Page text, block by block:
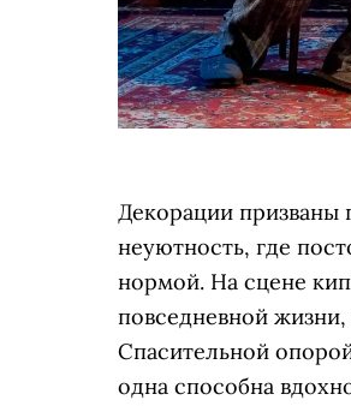
Декорации призваны
неуютность, где
нормой. На сцене
повседневной
Спасительной
одна способна